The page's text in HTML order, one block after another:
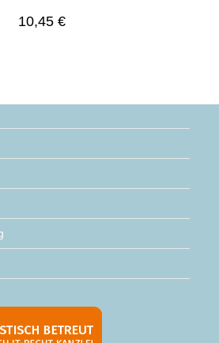
10,45 €